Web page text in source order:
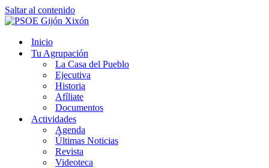
Saltar al contenido
Inicio
Tu Agrupación
La Casa del Pueblo
Ejecutiva
Historia
Afíliate
Documentos
Actividades
Agenda
Últimas Noticias
Revista
Videoteca